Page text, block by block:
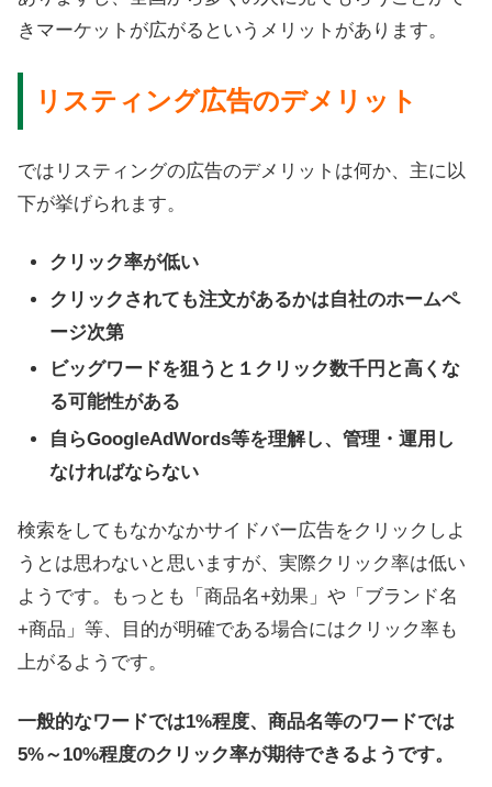
きマーケットが広がるというメリットがあります。
リスティング広告のデメリット
ではリスティングの広告のデメリットは何か、主に以
下が挙げられます。
クリック率が低い
クリックされても注文があるかは自社のホームペ
ージ次第
ビッグワードを狙うと１クリック数千円と高くな
る可能性がある
自らGoogleAdWords等を理解し、管理・運用し
なければならない
検索をしてもなかなかサイドバー広告をクリックしよ
うとは思わないと思いますが、実際クリック率は低い
ようです。もっとも「商品名+効果」や「ブランド名
+商品」等、目的が明確である場合にはクリック率も
上がるようです。
一般的なワードでは1%程度、商品名等のワードでは
5%～10%程度のクリック率が期待できるようです。